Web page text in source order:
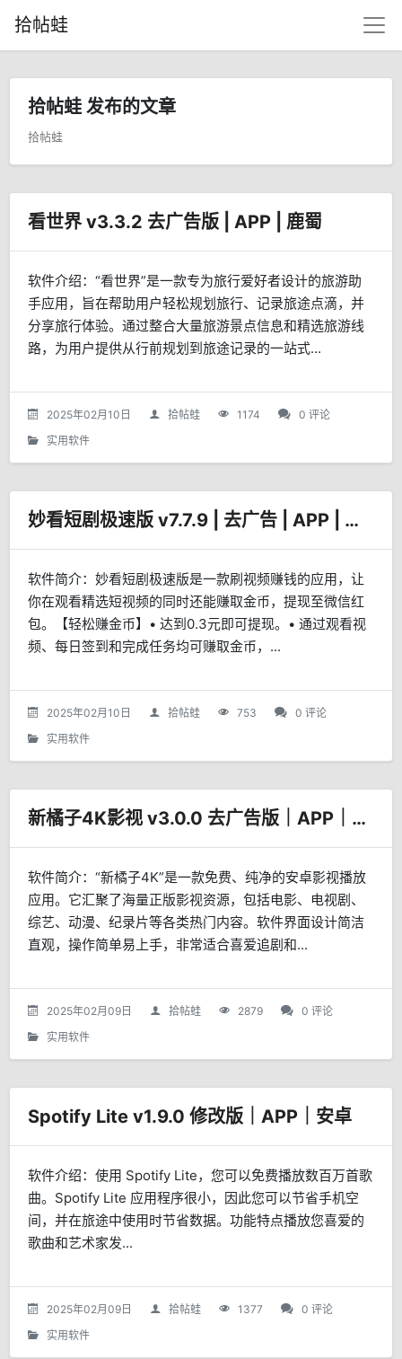
拾帖蛙
拾帖蛙 发布的文章
拾帖蛙
看世界 v3.3.2 去广告版 | APP | 鹿蜀
软件介绍：“看世界”是一款专为旅行爱好者设计的旅游助
手应用，旨在帮助用户轻松规划旅行、记录旅途点滴，并
分享旅行体验。通过整合大量旅游景点信息和精选旅游线
路，为用户提供从行前规划到旅途记录的一站式...
2025年02月10日 拾帖蛙 1174
0 评论
实用软件
妙看短剧极速版 v7.7.9 | 去广告 | APP | 鹿蜀
软件简介：妙看短剧极速版是一款刷视频赚钱的应用，让
你在观看精选短视频的同时还能赚取金币，提现至微信红
包。【轻松赚金币】• 达到0.3元即可提现。• 通过观看视
频、每日签到和完成任务均可赚取金币，...
2025年02月10日 拾帖蛙 753
0 评论
实用软件
新橘子4K影视 v3.0.0 去广告版｜APP｜zhou45
软件简介：“新橘子4K”是一款免费、纯净的安卓影视播放
应用。它汇聚了海量正版影视资源，包括电影、电视剧、
综艺、动漫、纪录片等各类热门内容。软件界面设计简洁
直观，操作简单易上手，非常适合喜爱追剧和...
2025年02月09日 拾帖蛙 2879
0 评论
实用软件
Spotify Lite v1.9.0 修改版｜APP｜安卓
软件介绍：使用 Spotify Lite，您可以免费播放数百万首歌
曲。Spotify Lite 应用程序很小，因此您可以节省手机空
间，并在旅途中使用时节省数据。功能特点播放您喜爱的
歌曲和艺术家发...
2025年02月09日 拾帖蛙 1377
0 评论
实用软件